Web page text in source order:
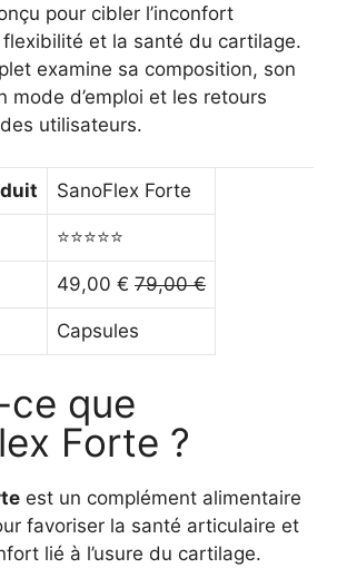
pour cibler l’inconfort
et la santé du cartilage.
examine sa composition, son
mode d’emploi et les retours
utilisateurs.
SanoFlex Forte
⭐⭐⭐⭐⭐
49,00 € 79,00 €
Capsules
ce que
Forte ?
est un complément alimentaire
favoriser la santé articulaire et
lié à l’usure du cartilage.